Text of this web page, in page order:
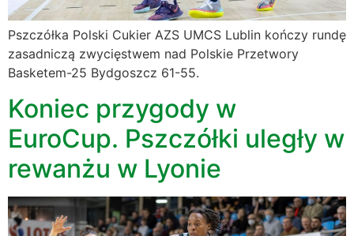
Pszczółka Polski Cukier AZS UMCS Lublin kończy rundę
zasadniczą zwycięstwem nad Polskie Przetwory
Basketem-25 Bydgoszcz 61-55.
Koniec przygody w
EuroCup. Pszczółki uległy w
rewanżu w Lyonie